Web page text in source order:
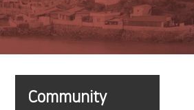
Community